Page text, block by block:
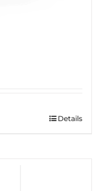
Details